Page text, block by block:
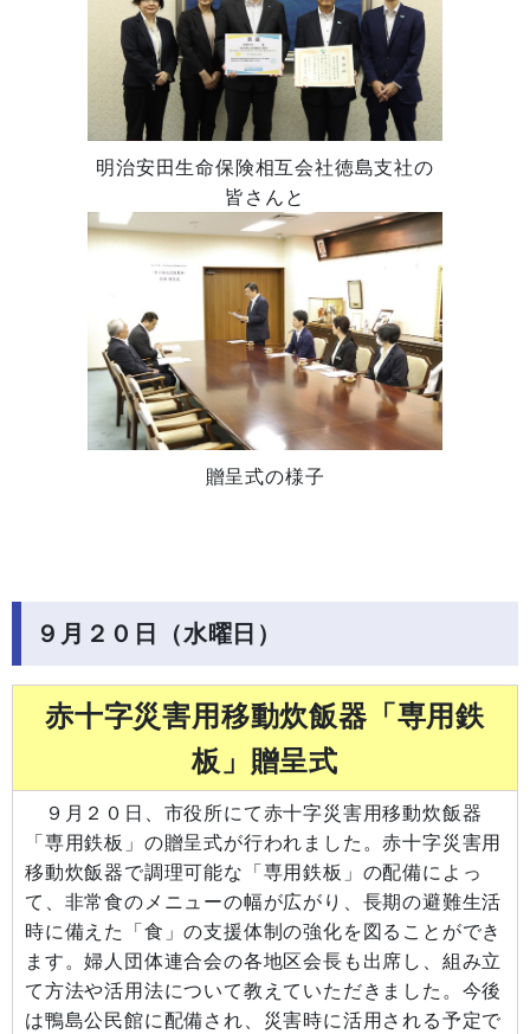
明治安田生命保険相互会社徳島支社の
皆さんと
贈呈式の様子
９月２０日（水曜日）
赤十字災害用移動炊飯器「専用鉄
板」贈呈式
９月２０日、市役所にて赤十字災害用移動炊飯器
「専用鉄板」の贈呈式が行われました。赤十字災害用
移動炊飯器で調理可能な「専用鉄板」の配備によっ
て、非常食のメニューの幅が広がり、長期の避難生活
時に備えた「食」の支援体制の強化を図ることができ
ます。婦人団体連合会の各地区会長も出席し、組み立
て方法や活用法について教えていただきました。今後
は鴨島公民館に配備され、災害時に活用される予定で